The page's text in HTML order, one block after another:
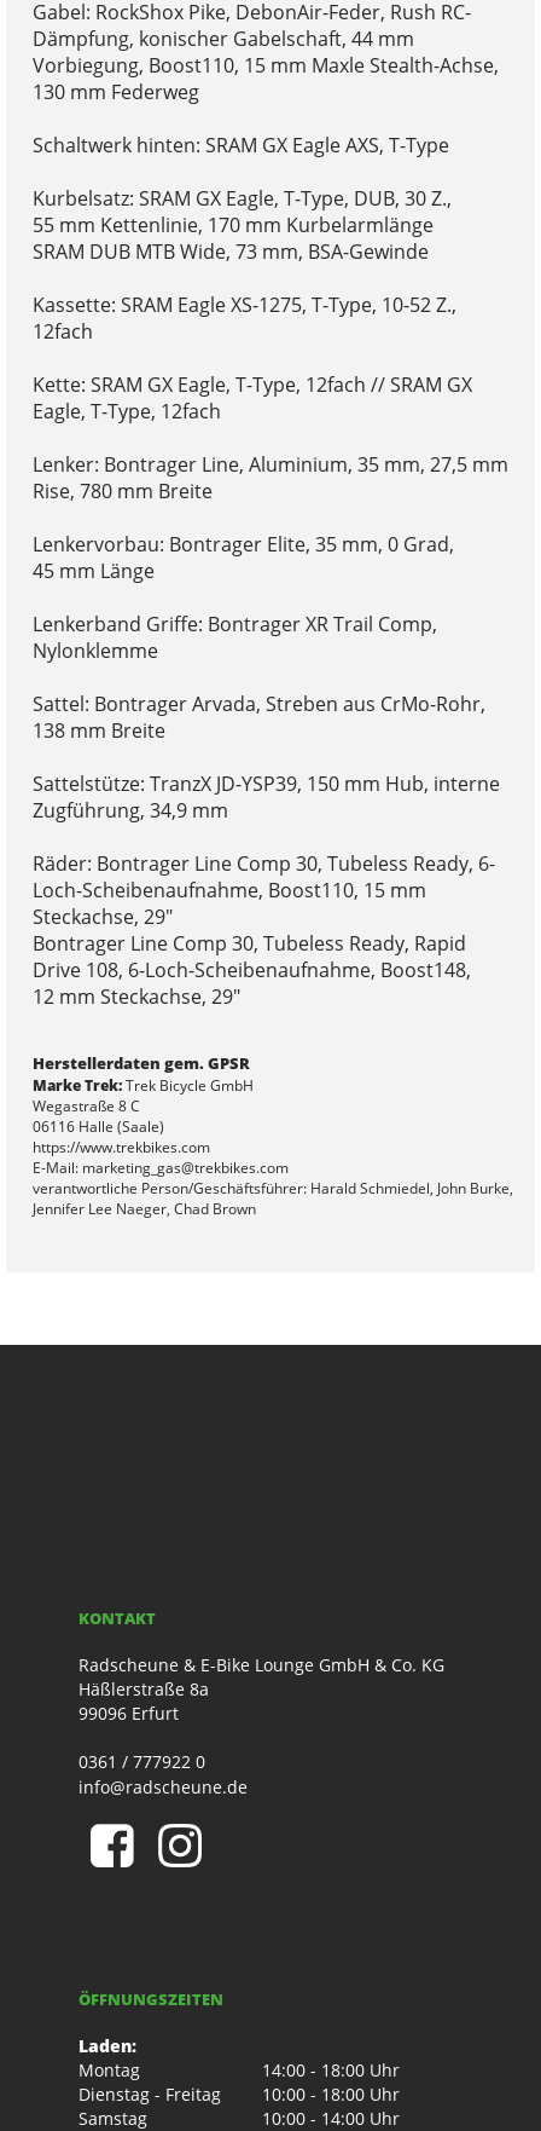
Gabel: RockShox Pike, DebonAir-Feder, Rush RC-
Dämpfung, konischer Gabelschaft, 44 mm
Vorbiegung, Boost110, 15 mm Maxle Stealth-Achse,
130 mm Federweg
Schaltwerk hinten: SRAM GX Eagle AXS, T-Type
Kurbelsatz: SRAM GX Eagle, T-Type, DUB, 30 Z.,
55 mm Kettenlinie, 170 mm Kurbelarmlänge
SRAM DUB MTB Wide, 73 mm, BSA-Gewinde
Kassette: SRAM Eagle XS-1275, T-Type, 10-52 Z.,
12fach
Kette: SRAM GX Eagle, T-Type, 12fach // SRAM GX
Eagle, T-Type, 12fach
Lenker: Bontrager Line, Aluminium, 35 mm, 27,5 mm
Rise, 780 mm Breite
Lenkervorbau: Bontrager Elite, 35 mm, 0 Grad,
45 mm Länge
Lenkerband Griffe: Bontrager XR Trail Comp,
Nylonklemme
Sattel: Bontrager Arvada, Streben aus CrMo-Rohr,
138 mm Breite
Sattelstütze: TranzX JD-YSP39, 150 mm Hub, interne
Zugführung, 34,9 mm
Räder: Bontrager Line Comp 30, Tubeless Ready, 6-
Loch-Scheibenaufnahme, Boost110, 15 mm
Steckachse, 29"
Bontrager Line Comp 30, Tubeless Ready, Rapid
Drive 108, 6-Loch-Scheibenaufnahme, Boost148,
12 mm Steckachse, 29"
Herstellerdaten gem. GPSR
Marke Trek:Trek Bicycle GmbH
Wegastraße 8 C
06116 Halle (Saale)
https://www.trekbikes.com
E-Mail: marketing_gas@trekbikes.com
verantwortliche Person/Geschäftsführer: Harald Schmiedel, John Burke,
Jennifer Lee Naeger, Chad Brown
KONTAKT
Radscheune & E-Bike Lounge GmbH & Co. KG
Häßlerstraße 8a
99096 Erfurt
0361 / 777922 0
info@radscheune.de
ÖFFNUNGSZEITEN
Laden:
Montag
14:00 - 18:00 Uhr
Dienstag - Freitag
10:00 - 18:00 Uhr
Samstag
10:00 - 14:00 Uhr